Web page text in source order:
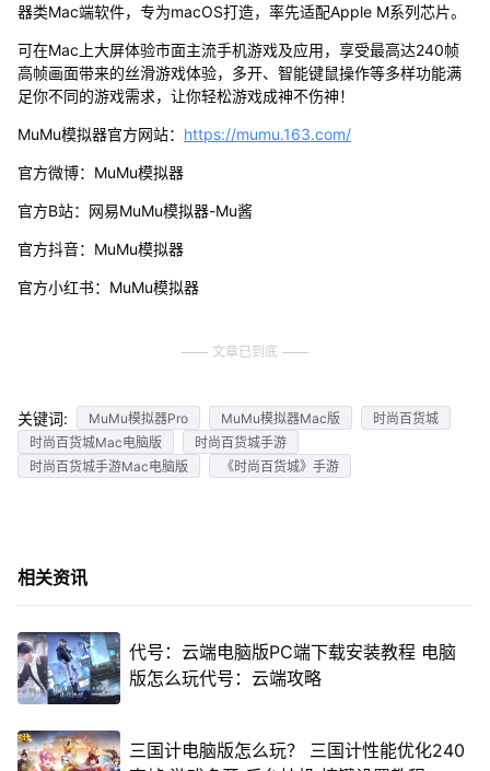
器类Mac端软件，专为macOS打造，率先适配Apple M系列芯片。
可在Mac上大屏体验市面主流手机游戏及应用，享受最高达240帧
高帧画面带来的丝滑游戏体验，多开、智能键鼠操作等多样功能满
足你不同的游戏需求，让你轻松游戏成神不伤神！
MuMu模拟器官方网站： https://mumu.163.com/
官方微博：MuMu模拟器
官方B站：网易MuMu模拟器-Mu酱
官方抖音：MuMu模拟器
官方小红书：MuMu模拟器
文章已到底
关键词: MuMu模拟器Pro MuMu模拟器Mac版
时尚百货城
时尚百货城Mac电脑版
时尚百货城手游
时尚百货城手游Mac电脑版
《时尚百货城》手游
相关资讯
代号：云端电脑版PC端下载安装教程 电脑
版怎么玩代号：云端攻略
三国计电脑版怎么玩？ 三国计性能优化240